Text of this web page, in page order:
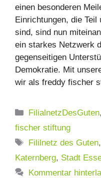
einen besonderen
Einrichtungen, die
sind, sind nun
ein starkes Netzwerk
gegenseitigen
Demokratie. Mit
wir als freddy fischer
Kategorien
FilialnetzDesGuten,
fischer stiftung
Schlagwörter
Fililnetz des Guten,
Katernberg, Stadt
Kommentar